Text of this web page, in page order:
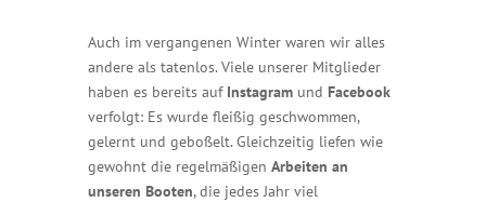
Auch im vergangenen Winter waren wir alles
andere als tatenlos. Viele unserer Mitglieder
haben es bereits auf Instagramund Facebook
verfolgt: Es wurde fleißig geschwommen,
gelernt und geboßelt. Gleichzeitig liefen wie
gewohnt die regelmäßigen Arbeiten an
unseren Booten, die jedes Jahr viel